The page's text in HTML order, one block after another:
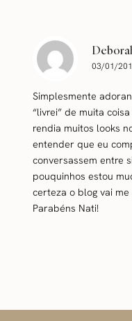
03/01/
Simplesmente
“livrei” de muita
rendia muitos looks
entender que eu
conversassem entre
pouquinhos estou
certeza o blog vai
Parabéns Nati!